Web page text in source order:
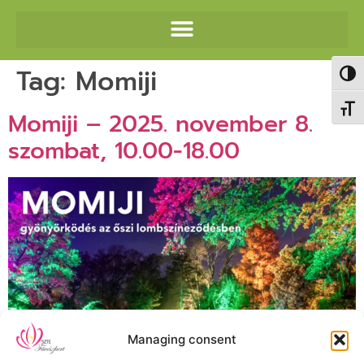
Managing consent
Tag: Momiji
Momiji – 2025. november 8.
szombat, 10.00-18.00